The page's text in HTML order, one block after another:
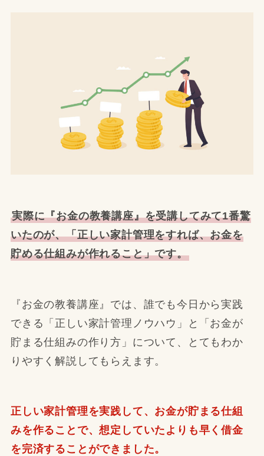
実際に『お金の教養講座』を受講してみて1番驚
いたのが、「正しい家計管理をすれば、お金を
貯める仕組みが作れること」です。
『お金の教養講座』では、誰でも今日から実践
できる「正しい家計管理ノウハウ」と「お金が
貯まる仕組みの作り方」について、とてもわか
りやすく解説してもらえます。
正しい家計管理を実践して、お金が貯まる仕組
みを作ることで、想定していたよりも早く借金
を完済することができました。